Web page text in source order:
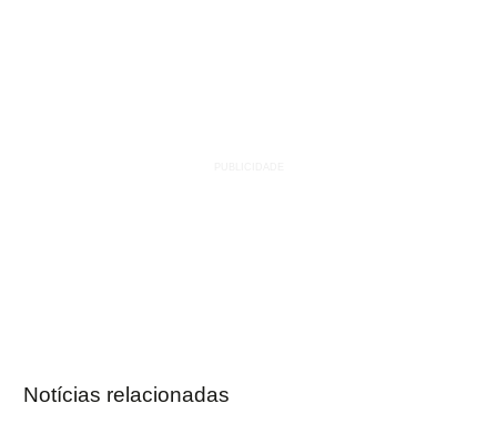
Notícias relacionadas